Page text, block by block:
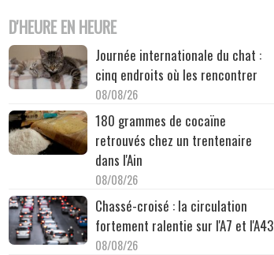
D'HEURE EN HEURE
Journée internationale du chat :
cinq endroits où les rencontrer
08/08/26
180 grammes de cocaïne
retrouvés chez un trentenaire
dans l'Ain
08/08/26
Chassé-croisé : la circulation
fortement ralentie sur l'A7 et l'A43
08/08/26